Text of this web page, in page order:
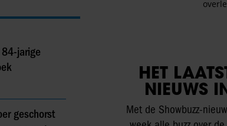
jarige
geschorst
HET
NIEUWS
Met de Showbuzz-